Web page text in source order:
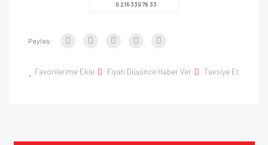
0 216 339 78 33
Paylaş:
Favorilerime Ekle Fiyatı Düşünce Haber Ver Tavsiye Et